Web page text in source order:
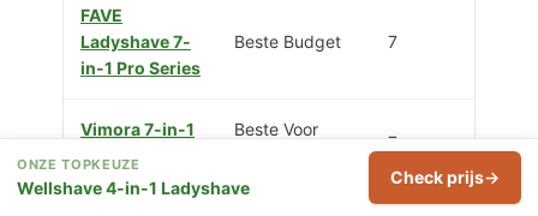
FAVE
Ladyshave 7-
in-1 Pro Series
Beste Budget 7
Vimora 7-in-1
Ladyshave
Beste Voor
7
ONZE TOPKEUZE
Wellshave 4-in-1 Ladyshave Check prijs